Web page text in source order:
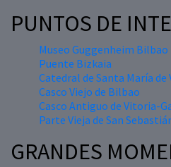
PUNTOS DE
Museo Guggenheim Bilbao
Puente Bizkaia
Catedral de Santa María
Casco Viejo de Bilbao
Casco Antiguo de Vitoria-
Parte Vieja de San
GRANDES